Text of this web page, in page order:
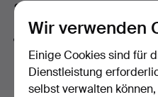
Suchtipps
Wir suchen automatisch
Geben Sie z.B.band ein,
Wir verwenden
Einige Cookies sind für
Dienstleistung
selbst verwalten